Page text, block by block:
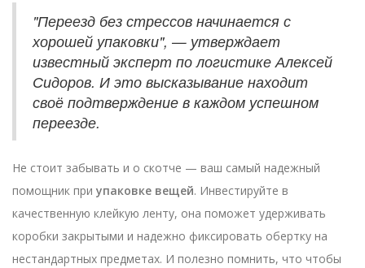
"Переезд без стрессов начинается с
хорошей упаковки", — утверждает
известный эксперт по логистике Алексей
Сидоров. И это высказывание находит
своё подтверждение в каждом успешном
переезде.
Не стоит забывать и о скотче — ваш самый надежный
помощник при упаковке вещей. Инвестируйте в
качественную клейкую ленту, она поможет удерживать
коробки закрытыми и надежно фиксировать обертку на
нестандартных предметах. И полезно помнить, что чтобы